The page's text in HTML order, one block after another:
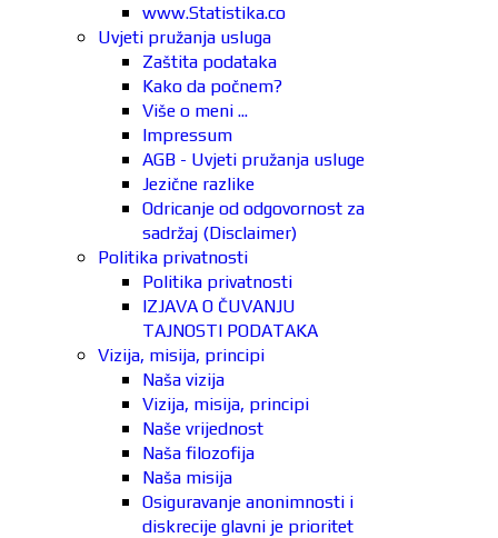
www.Statistika.co
Uvjeti pružanja usluga
Zaštita podataka
Kako da počnem?
Više o meni ...
Impressum
AGB - Uvjeti pružanja usluge
Jezične razlike
Odricanje od odgovornost za
sadržaj (Disclaimer)
Politika privatnosti
Politika privatnosti
IZJAVA O ČUVANJU
TAJNOSTI PODATAKA
Vizija, misija, principi
Naša vizija
Vizija, misija, principi
Naše vrijednost
Naša filozofija
Naša misija
Osiguravanje anonimnosti i
diskrecije glavni je prioritet